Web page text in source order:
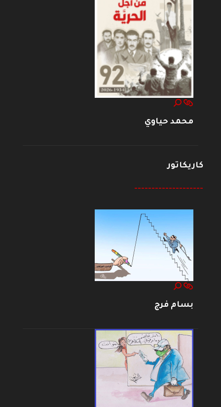
محمد حياوي
كاريكاتور
--------------------
بسام فرج